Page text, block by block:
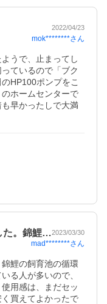
2022/04/23
mok********さん
うで、止まってし
ているので「ブク
HP100ポンプをこ
ホームセンターで
早かったしで大満
た。錦鯉…2023/03/30
mad********さん
鯉の飼育池の循環
る人が多いので、
用感は、まだセッ
買えてよかったで